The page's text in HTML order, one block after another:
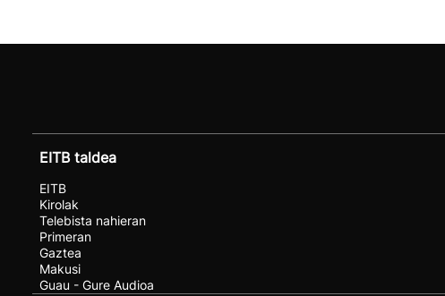
EITB taldea
EITB
Kirolak
Telebista nahieran
Primeran
Gaztea
Makusi
Guau - Gure Audioa